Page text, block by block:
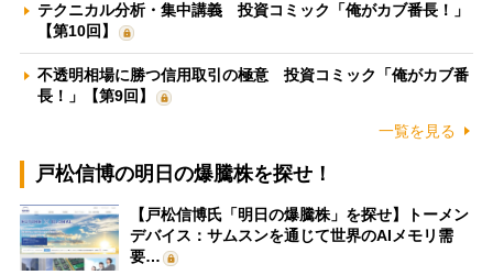
テクニカル分析・集中講義 投資コミック「俺がカブ番長！」
【第10回】
不透明相場に勝つ信用取引の極意 投資コミック「俺がカブ番
長！」【第9回】
一覧を見る
戸松信博の明日の爆騰株を探せ！
【戸松信博氏「明日の爆騰株」を探せ】トーメン
デバイス：サムスンを通じて世界のAIメモリ需
要…